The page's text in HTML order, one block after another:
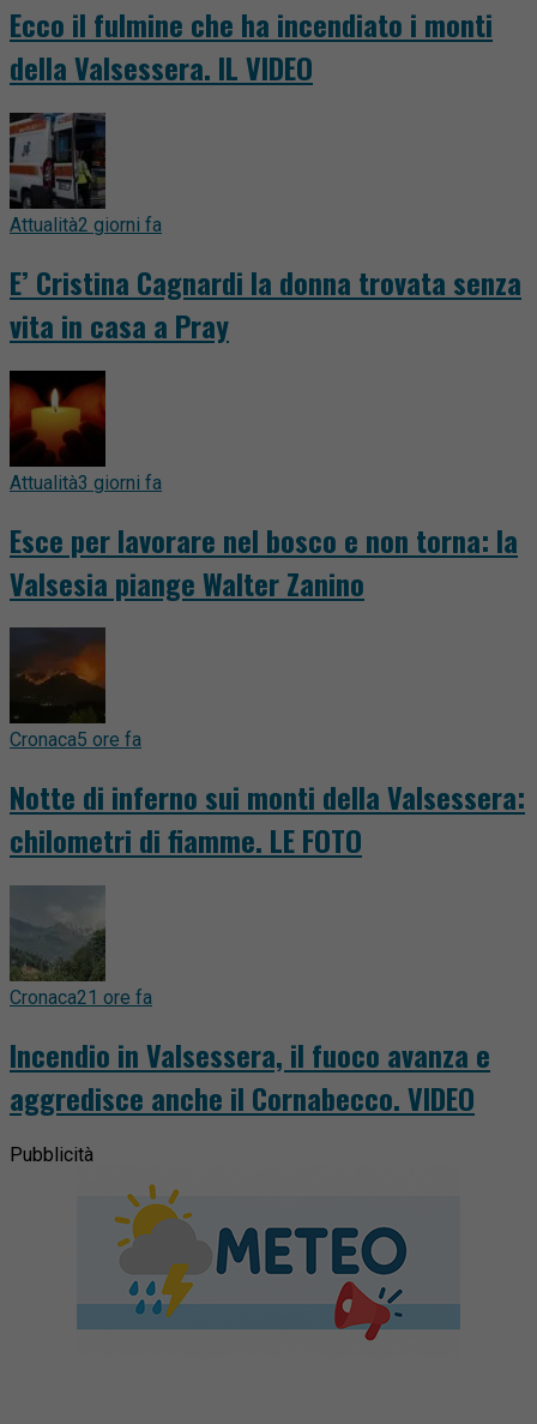
Ecco il fulmine che ha incendiato i monti
della Valsessera. IL VIDEO
Attualità2 giorni fa
E’ Cristina Cagnardi la donna trovata senza
vita in casa a Pray
Attualità3 giorni fa
Esce per lavorare nel bosco e non torna: la
Valsesia piange Walter Zanino
Cronaca5 ore fa
Notte di inferno sui monti della Valsessera:
chilometri di fiamme. LE FOTO
Cronaca21 ore fa
Incendio in Valsessera, il fuoco avanza e
aggredisce anche il Cornabecco. VIDEO
Pubblicità